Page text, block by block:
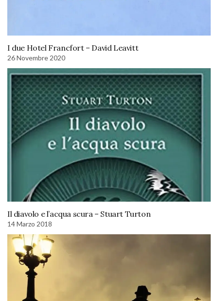
I due Hotel Francfort – David Leavitt
26 Novembre 2020
Il diavolo e l’acqua scura – Stuart Turton
14 Marzo 2018